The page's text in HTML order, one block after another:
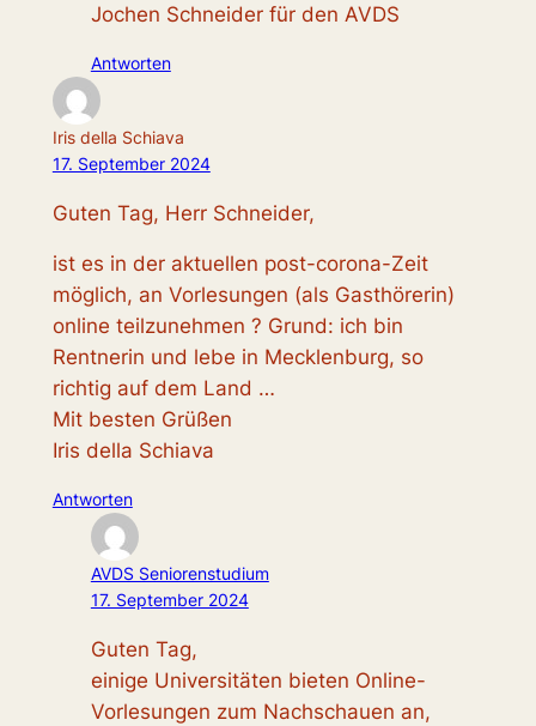
Jochen Schneider für den AVDS
Antworten
Iris della Schiava
17. September 2024
Guten Tag, Herr Schneider,
ist es in der aktuellen post-corona-Zeit
möglich, an Vorlesungen (als Gasthörerin)
online teilzunehmen ? Grund: ich bin
Rentnerin und lebe in Mecklenburg, so
richtig auf dem Land …
Mit besten Grüßen
Iris della Schiava
Antworten
AVDS Seniorenstudium
17. September 2024
Guten Tag,
einige Universitäten bieten Online-
Vorlesungen zum Nachschauen an,